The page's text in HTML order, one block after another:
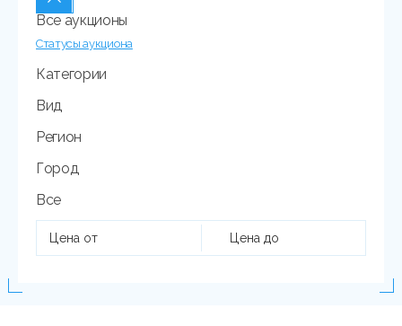
Все аукционы
Статусы аукциона
Категории
Вид
Регион
Город
Все